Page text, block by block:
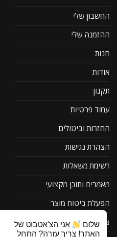
החשבון שלי
ההזמנה שלי
חנות
אודות
תקנון
עמוד פרטיות
החזרות וביטולים
הצהרת נגישות
רשימת משאלות
מאמרים ותוכן מקצועי
הפעלת ביטוח מוצר
צור קשר
שלום
אני הצ'אטבוט של
האתר! צריך עזרה? התחל